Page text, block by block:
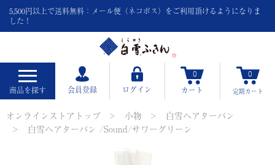
5,500円以上で送料無料：メール便（ネコポス）をご利用頂けるようになりま
した！
商品を探す 会員登録 ログイン
0
カート
0
定期カート
オンラインストアトップ 小物
白雪ヘアターバン
白雪ヘアターバン /Sound/サワーグリーン